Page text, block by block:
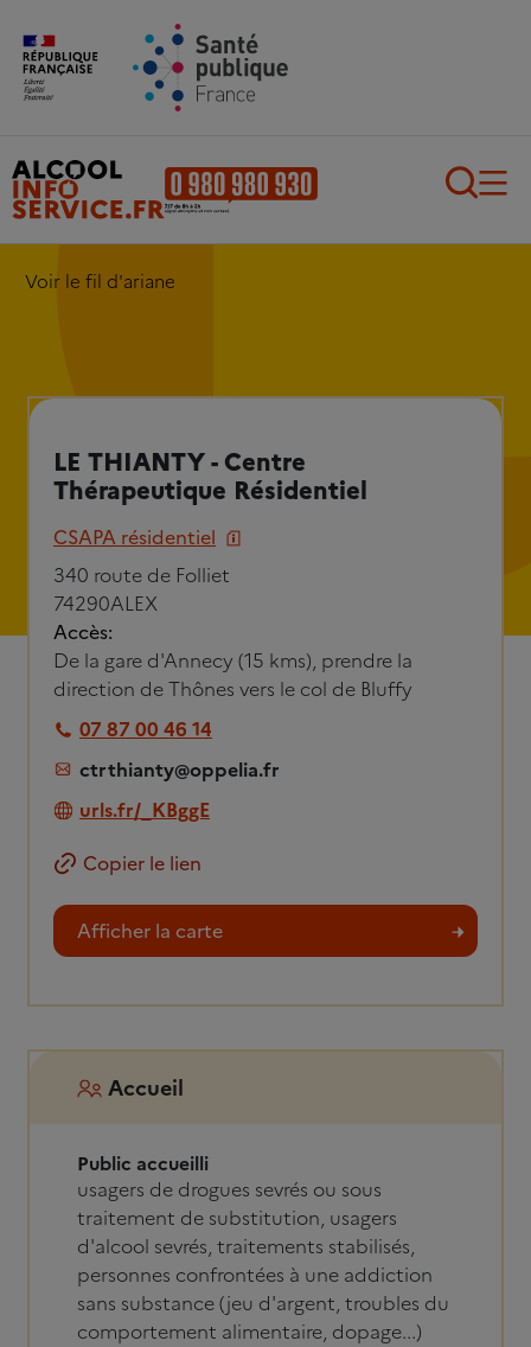
Aller au contenu principal
Voir le fil d'ariane
LE THIANTY - Centre
Thérapeutique Résidentiel
CSAPA résidentiel
340 route de Folliet
74290ALEX
Accès:
De la gare d'Annecy (15 kms), prendre la
direction de Thônes vers le col de Bluffy
07 87 00 46 14
ctrthianty@oppelia.fr
urls.fr/_KBggE
Copier le lien
Afficher la carte
Accueil
Public accueilli
usagers de drogues sevrés ou sous
traitement de substitution, usagers
d'alcool sevrés, traitements stabilisés,
personnes confrontées à une addiction
sans substance (jeu d'argent, troubles du
comportement alimentaire, dopage...)